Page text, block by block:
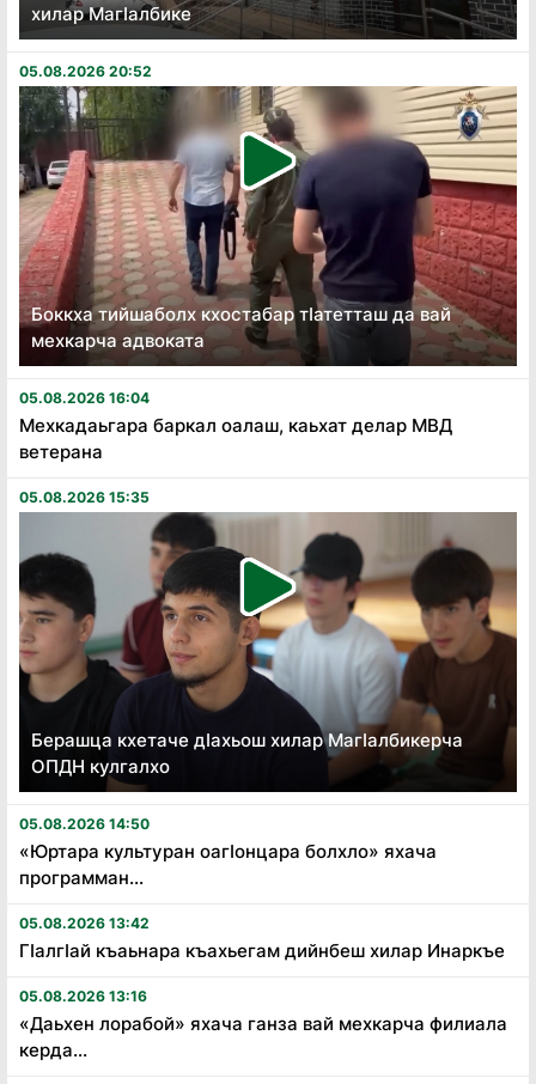
хилар Магӏалбике
05.08.2026 20:52
Боккха тийшаболх кхостабар тӏатетташ да вай
мехкарча адвоката
05.08.2026 16:04
Мехкадаьгара баркал оалаш, каьхат делар МВД
ветерана
05.08.2026 15:35
Берашца кхетаче дӏахьош хилар Магӏалбикерча
ОПДН кулгалхо
05.08.2026 14:50
«Юртара культуран оагӏонцара болхло» яхача
программан...
05.08.2026 13:42
Гӏалгӏай къаьнара къахьегам дийнбеш хилар Инаркъе
05.08.2026 13:16
«Даьхен лорабой» яхача ганза вай мехкарча филиала
керда...